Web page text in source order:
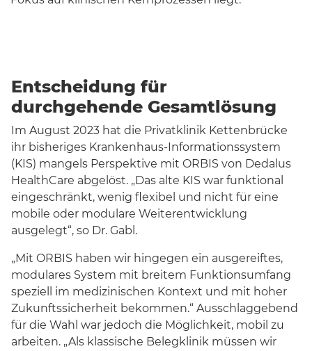
Entscheidung für
durchgehende Gesamtlösung
Im August 2023 hat die Privatklinik Kettenbrücke
ihr bisheriges Krankenhaus-Informationssystem
(KIS) mangels Perspektive mit ORBIS von Dedalus
HealthCare abgelöst. „Das alte KIS war funktional
eingeschränkt, wenig flexibel und nicht für eine
mobile oder modulare Weiterentwicklung
ausgelegt“, so Dr. Gabl.
„Mit ORBIS haben wir hingegen ein ausgereiftes,
modulares System mit breitem Funktionsumfang
speziell im medizinischen Kontext und mit hoher
Zukunftssicherheit bekommen.“ Ausschlaggebend
für die Wahl war jedoch die Möglichkeit, mobil zu
arbeiten. „Als klassische Belegklinik müssen wir